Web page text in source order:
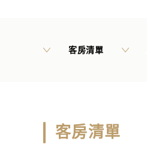
客房清單
客房清單